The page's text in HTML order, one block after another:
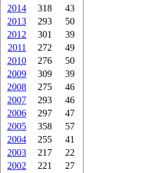
2014
318
43
2013
293
50
2012
301
39
2011
272
49
2010
276
50
2009
309
39
2008
275
46
2007
293
46
2006
297
47
2005
358
57
2004
255
41
2003
217
22
2002
221
27